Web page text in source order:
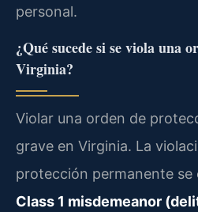
personal.
¿Qué sucede si se viola una
Virginia?
Violar una orden de
grave en Virginia. La
protección permanente se
Class 1 misdemeanor